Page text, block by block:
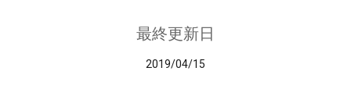
最終更新日
2019/04/15